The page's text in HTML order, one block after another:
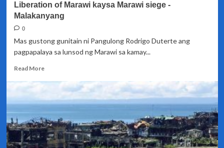
Liberation of Marawi kaysa Marawi siege -
Malakanyang
0
Mas gustong gunitain ni Pangulong Rodrigo Duterte ang
pagpapalaya sa lunsod ng Marawi sa kamay...
Read MoreRead
Pangulong
Duterte,
gustong
gunitain
ang